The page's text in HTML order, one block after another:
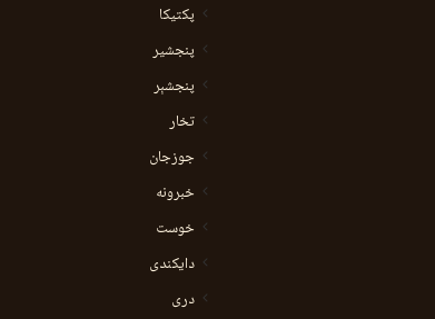
پکتیکا
پنجشیر
پنجشېر
تخار
جوزجان
خبرونه
خوست
دایکندی
دری